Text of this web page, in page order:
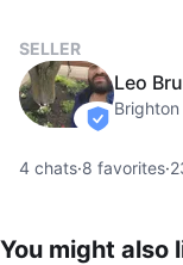
SELLER
verified
Leo
Brighton
4 chats·8 favorites·
You might also